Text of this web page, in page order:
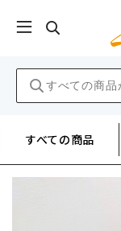
すべての商品